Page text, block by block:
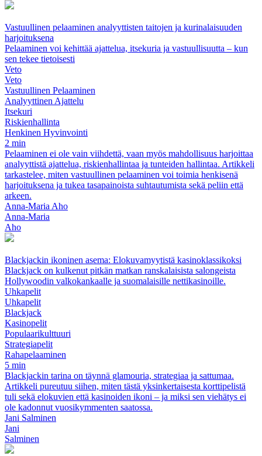
Vastuullinen pelaaminen analyyttisten taitojen ja kurinalaisuuden
harjoituksena
Pelaaminen voi kehittää ajattelua, itsekuria ja vastuullisuutta – kun
sen tekee tietoisesti
Veto
Veto
Vastuullinen Pelaaminen
Analyyttinen Ajattelu
Itsekuri
Riskienhallinta
Henkinen Hyvinvointi
2 min
Pelaaminen ei ole vain viihdettä, vaan myös mahdollisuus harjoittaa
analyyttistä ajattelua, riskienhallintaa ja tunteiden hallintaa. Artikkeli
tarkastelee, miten vastuullinen pelaaminen voi toimia henkisenä
harjoituksena ja tukea tasapainoista suhtautumista sekä peliin että
arkeen.
Anna-Maria Aho
Anna-Maria
Aho
Blackjackin ikoninen asema: Elokuvamyytistä kasinoklassikoksi
Blackjack on kulkenut pitkän matkan ranskalaisista salongeista
Hollywoodin valkokankaalle ja suomalaisille nettikasinoille.
Uhkapelit
Uhkapelit
Blackjack
Kasinopelit
Populaarikulttuuri
Strategiapelit
Rahapelaaminen
5 min
Blackjackin tarina on täynnä glamouria, strategiaa ja sattumaa.
Artikkeli pureutuu siihen, miten tästä yksinkertaisesta korttipelistä
tuli sekä elokuvien että kasinoiden ikoni – ja miksi sen viehätys ei
ole kadonnut vuosikymmenten saatossa.
Jani Salminen
Jani
Salminen